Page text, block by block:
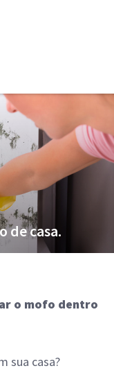
de casa.
o mofo dentro
sua casa?